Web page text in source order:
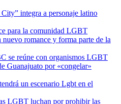
integra a personaje latino
para la comunidad LGBT
romance y forma parte de la
se reúne con organismos LGBT
Guanajuato por «congelar»
un escenario Lgbt en el
LGBT luchan por prohibir las